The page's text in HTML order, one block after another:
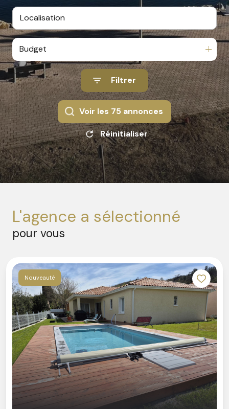
Budget
Filtrer
Voir les 75 annonces
Réinitialiser
l'agence a sélectionné
pour vous
Nouveauté